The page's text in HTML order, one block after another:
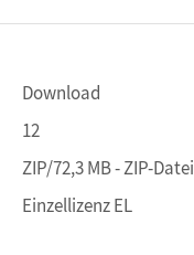
Download
12
ZIP/72,3 MB - ZIP-Datei
Einzellizenz EL